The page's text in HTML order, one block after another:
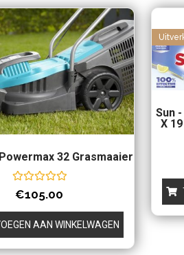
Powermax 32 Grasmaaier
Waardering
0
uit
5
€105.00
AAN WINKELWAGEN
Sun
X